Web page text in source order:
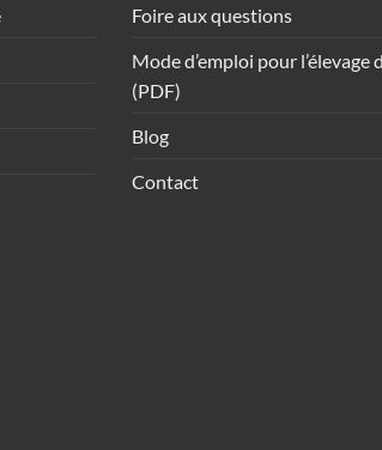
Foire aux questions
Mode d’emploi pour l’élevage
(PDF)
Blog
Contact